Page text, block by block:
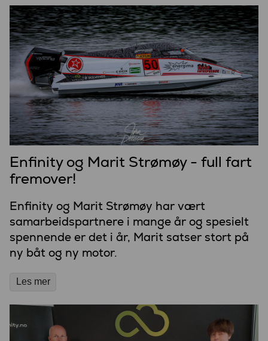
Enfinity og Marit Strømøy - full fart
fremover!
Enfinity og Marit Strømøy har vært
samarbeidspartnere i mange år og spesielt
spennende er det i år, Marit satser stort på
ny båt og ny motor.
Les mer